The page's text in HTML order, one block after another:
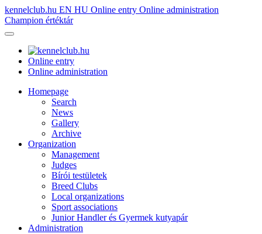
kennelclub.hu EN HU Online entry Online administration
Champion értéktár
Online entry
Online administration
Homepage
Search
News
Gallery
Archive
Organization
Management
Judges
Bírói testületek
Breed Clubs
Local organizations
Sport associations
Junior Handler és Gyermek kutyapár
Administration